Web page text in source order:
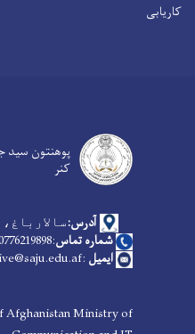
کاریابی
پوهنتون سید
کنر
آدرس:
شماره تماس:0776219898
ایمیل :e-archive@saju.edu.af
Afghanistan Ministry of